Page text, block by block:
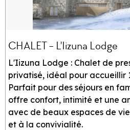
CHALET - L'Iizuna Lodge
L'Iizuna Lodge : Chalet de
privatisé, idéal pour accueillir
Parfait pour des séjours en
offre confort, intimité et une
avec de beaux espaces de
et à la convivialité.